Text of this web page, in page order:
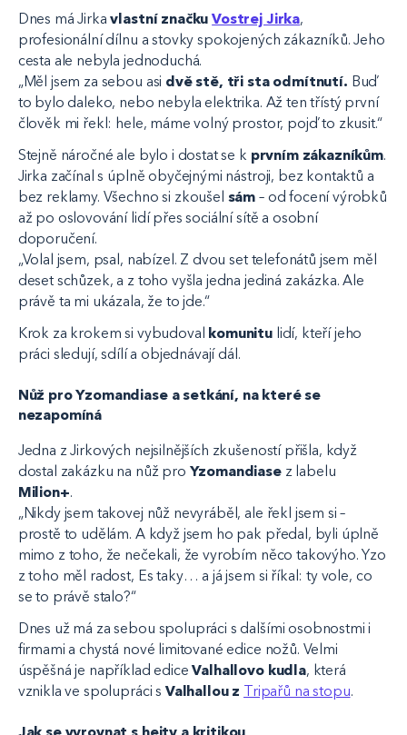
Dnes má Jirkavlastní značkuVostrej Jirka,
profesionální dílnu a stovky spokojených zákazníků. Jeho
cesta ale nebyla jednoduchá.
„Měl jsem za sebou asi dvě stě, tři sta odmítnutí. Buď
to bylo daleko, nebo nebyla elektrika. Až ten třístý první
člověk mi řekl: hele, máme volný prostor, pojď to zkusit.“
Stejně náročné ale bylo i dostat se k prvním zákazníkům.
Jirka začínal s úplně obyčejnými nástroji, bez kontaktů a
bez reklamy. Všechno si zkoušel sám – od focení výrobků
až po oslovování lidí přes sociální sítě a osobní
doporučení.
„Volal jsem, psal, nabízel. Z dvou set telefonátů jsem měl
deset schůzek, a z toho vyšla jedna jediná zakázka. Ale
právě ta mi ukázala, že to jde.“
Krok za krokem si vybudoval komunitu lidí, kteří jeho
práci sledují, sdílí a objednávají dál.
Nůž pro Yzomandiase a setkání, na které se
nezapomíná
Jedna z Jirkových nejsilnějších zkušeností přišla, když
dostal zakázku na nůž pro Yzomandiasez labelu
Milion+.
„Nikdy jsem takovej nůž nevyráběl, ale řekl jsem si –
prostě to udělám. A když jsem ho pak předal, byli úplně
mimo z toho, že nečekali, že vyrobím něco takovýho. Yzo
z toho měl radost, Es taky… a já jsem si říkal: ty vole, co
se to právě stalo?“
Dnes už má za sebou spolupráci s dalšími osobnostmi i
firmami a chystá nové limitované edice nožů. Velmi
úspěšná je například ediceValhallovo kudla, která
vznikla ve spolupráci s Valhallou z Tripařů na stopu.